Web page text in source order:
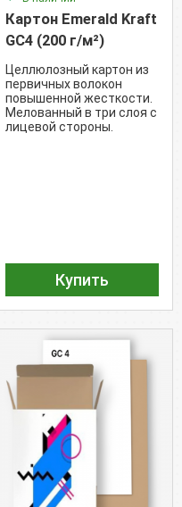
Картон Emerald Kraft
GC4 (200 г/м²)
Целлюлозный картон из
первичных волокон
повышенной жесткости.
Мелованный в три слоя с
лицевой стороны.
Купить